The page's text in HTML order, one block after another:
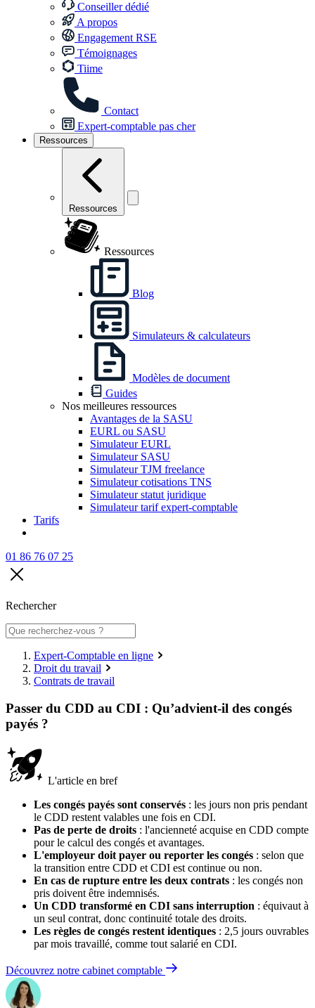
Conseiller dédié
A propos
Engagement RSE
Témoignages
Tiime
Contact
Expert-comptable pas cher
Ressources
Ressources
Ressources
Blog
Simulateurs & calculateurs
Modèles de document
Guides
Nos meilleures ressources
Avantages de la SASU
EURL ou SASU
Simulateur EURL
Simulateur SASU
Simulateur TJM freelance
Simulateur cotisations TNS
Simulateur statut juridique
Simulateur tarif expert-comptable
Tarifs
01 86 76 07 25
Rechercher
Expert-Comptable en ligne
Droit du travail
Contrats de travail
Passer du CDD au CDI : Qu’advient-il des congés
payés ?
L'article en bref
Les congés payés sont conservés : les jours non pris pendant
le CDD restent valables une fois en CDI.
Pas de perte de droits : l'ancienneté acquise en CDD compte
pour le calcul des congés et avantages.
L'employeur doit payer ou reporter les congés : selon que
la transition entre CDD et CDI est continue ou non.
En cas de rupture entre les deux contrats : les congés non
pris doivent être indemnisés.
Un CDD transformé en CDI sans interruption : équivaut à
un seul contrat, donc continuité totale des droits.
Les règles de congés restent identiques : 2,5 jours ouvrables
par mois travaillé, comme tout salarié en CDI.
Découvrez notre cabinet comptable